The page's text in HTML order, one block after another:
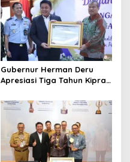
Perempuan
Gubernur Herman Deru
Apresiasi Tiga Tahun Kiprah
Pilar Keadilan Tata Usaha
Negara